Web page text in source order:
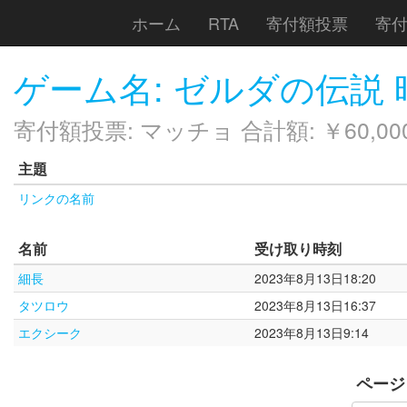
ホーム RTA 寄付額投票 寄
ゲーム名: ゼルダの伝説
寄付額投票: マッチョ 合計額: ￥
主題
リンクの名前
名前 受け取り時刻
細長
2023年8月13日18:20
タツロウ
2023年8月13日16:37
エクシーク
2023年8月13日9:14
ページ